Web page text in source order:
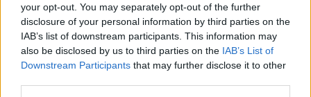
your opt-out. You may separately opt-out of the further
disclosure of your personal information by third parties on the
IAB’s list of downstream participants. This information may
also be disclosed by us to third parties on the IAB’s List of
Downstream Participants that may further disclose it to other